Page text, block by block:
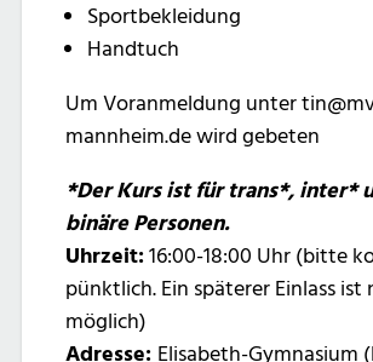
Sportbekleidung
Handtuch
Um Voranmeldung unter
mannheim.de wird gebeten
*Der Kurs ist für trans*, inter*
binäre Personen.
Uhrzeit:16:00-18:00 Uhr (bitte
pünktlich. Ein späterer Einlass ist
möglich)
Adresse: Elisabeth-Gymnasium